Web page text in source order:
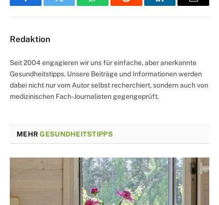
FacebookTwitter WhatsAppReddit LinkedInEmail
Redaktion
Seit 2004 engagieren wir uns für einfache, aber anerkannte
Gesundheitstipps. Unsere Beiträge und Informationen werden
dabei nicht nur vom Autor selbst recherchiert, sondern auch von
medizinischen Fach-Journalisten gegengeprüft.
MEHRGESUNDHEITSTIPPS